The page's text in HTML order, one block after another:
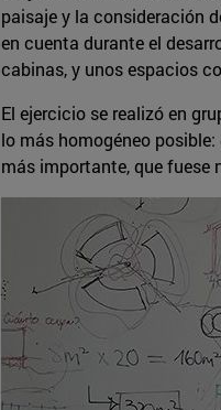
paisaje y la consideración
en cuenta durante el
cabinas, y unos espacios
El ejercicio se realizó en
lo más homogéneo
más importante, que fuese